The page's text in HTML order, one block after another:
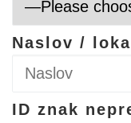
Naslov /
ID znak